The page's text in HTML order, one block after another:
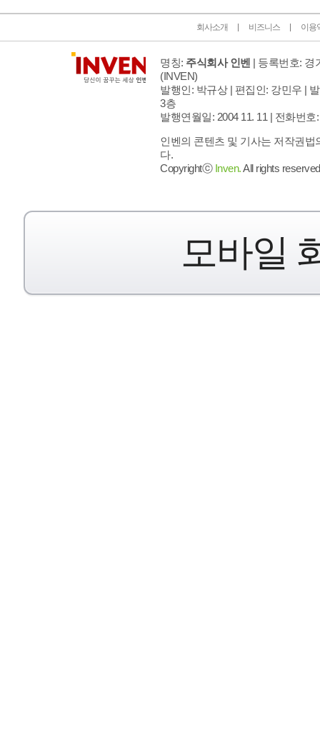
회사소개 비즈니스 이용
명칭: 주식회사 인벤 | 등록번호: 경
(INVEN)
발행인: 박규상 | 편집인: 강민우 |
3층
발행연월일: 2004 11. 11 | 전화번호
인벤의 콘텐츠 및 기사는 저작권
다.
Copyrightⓒ Inven.All rights
모바일